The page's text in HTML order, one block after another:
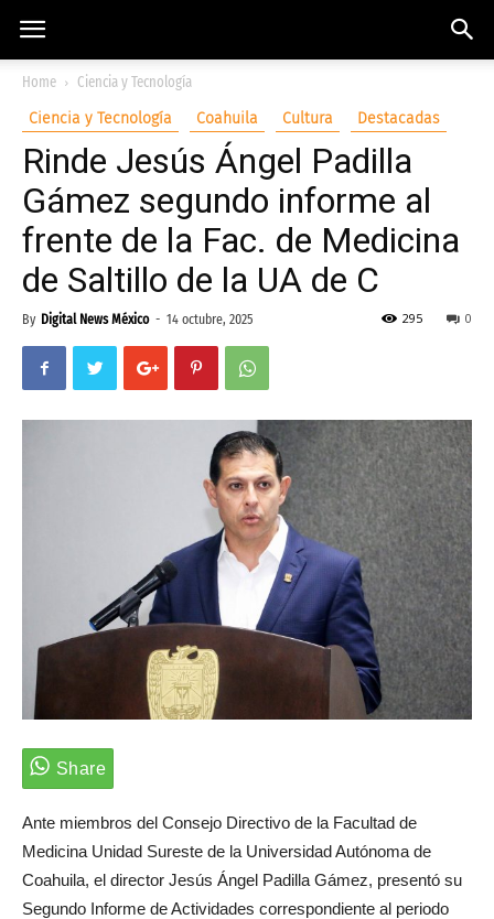
Home
Ciencia y Tecnología
Ciencia y Tecnología
Coahuila Cultura Destacadas
Rinde Jesús Ángel Padilla
Gámez segundo informe al
frente de la Fac. de Medicina
de Saltillo de la UA de C
By Digital News México - 14 octubre, 2025 0
295
Ante miembros del Consejo Directivo de la Facultad de
Medicina Unidad Sureste de la Universidad Autónoma de
Coahuila, el director Jesús Ángel Padilla Gámez, presentó su
Segundo Informe de Actividades correspondiente al periodo